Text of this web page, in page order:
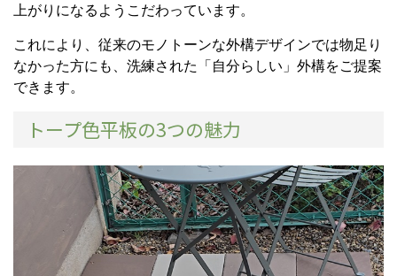
上がりになるようこだわっています。
これにより、従来のモノトーンな外構デザインでは物足り
なかった方にも、洗練された「自分らしい」外構をご提案
できます。
トープ色平板の3つの魅力